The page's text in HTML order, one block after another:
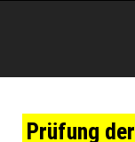
Prüfung der